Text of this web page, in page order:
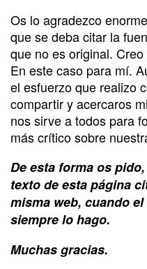
Os lo agradezco
que se deba citar la
que no es original.
En este caso para mí.
el esfuerzo que realizo
compartir y acercaros
nos sirve a todos para
más crítico sobre
De esta forma os
texto de esta página
misma web, cuando
siempre lo hago.
Muchas gracias.